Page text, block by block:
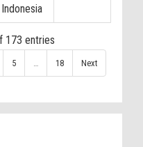
173 entries
5 18 Next